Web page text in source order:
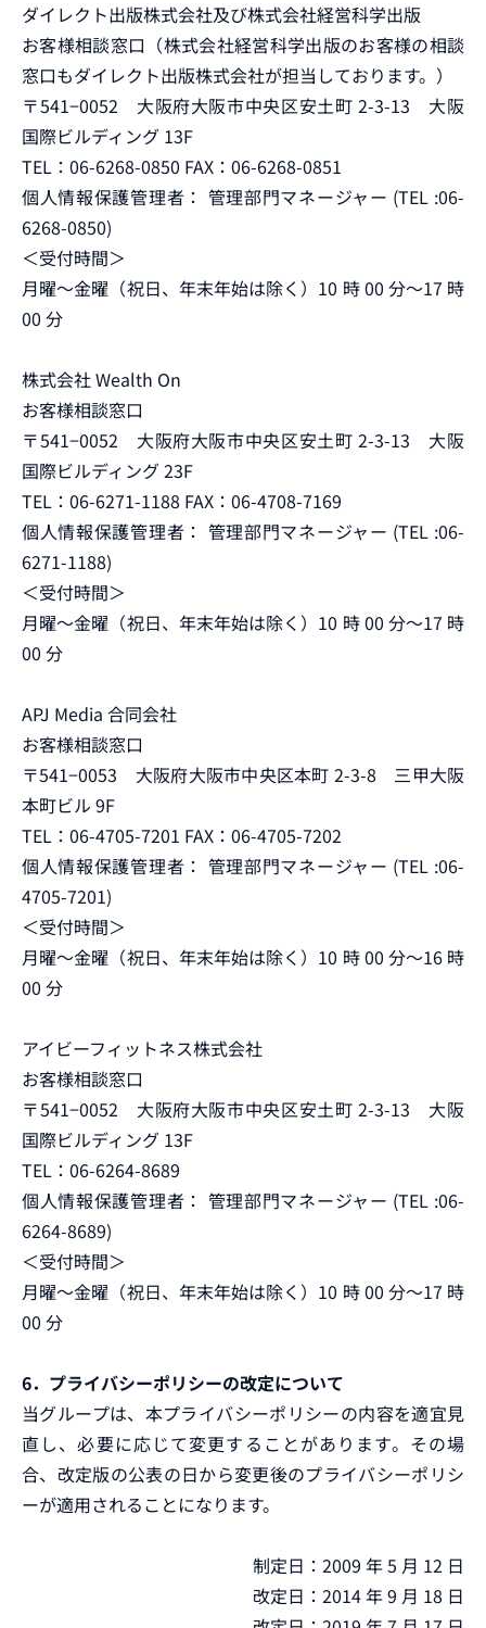
ダイレクト出版株式会社及び株式会社経営科学出版
お客様相談窓口（株式会社経営科学出版のお客様の相談
窓口もダイレクト出版株式会社が担当しております。）
〒541−0052 大阪府大阪市中央区安土町 2-3-13 大阪
国際ビルディング 13F
TEL：06-6268-0850 FAX：06-6268-0851
個人情報保護管理者： 管理部門マネージャー (TEL :06-
6268-0850)
＜受付時間＞
月曜～金曜（祝日、年末年始は除く）10 時 00 分～17 時
00 分
株式会社 Wealth On
お客様相談窓口
〒541−0052 大阪府大阪市中央区安土町 2-3-13 大阪
国際ビルディング 23F
TEL：06-6271-1188 FAX：06-4708-7169
個人情報保護管理者： 管理部門マネージャー (TEL :06-
6271-1188)
＜受付時間＞
月曜～金曜（祝日、年末年始は除く）10 時 00 分～17 時
00 分
APJ Media 合同会社
お客様相談窓口
〒541−0053 大阪府大阪市中央区本町 2-3-8 三甲大阪
本町ビル 9F
TEL：06-4705-7201 FAX：06-4705-7202
個人情報保護管理者： 管理部門マネージャー (TEL :06-
4705-7201)
＜受付時間＞
月曜～金曜（祝日、年末年始は除く）10 時 00 分～16 時
00 分
アイビーフィットネス株式会社
お客様相談窓口
〒541−0052 大阪府大阪市中央区安土町 2-3-13 大阪
国際ビルディング 13F
TEL：06-6264-8689
個人情報保護管理者： 管理部門マネージャー (TEL :06-
6264-8689)
＜受付時間＞
月曜～金曜（祝日、年末年始は除く）10 時 00 分～17 時
00 分
6．プライバシーポリシーの改定について
当グループは、本プライバシーポリシーの内容を適宜見
直し、必要に応じて変更することがあります。その場
合、改定版の公表の日から変更後のプライバシーポリシ
ーが適用されることになります。
制定日：2009 年 5 月 12 日
改定日：2014 年 9 月 18 日